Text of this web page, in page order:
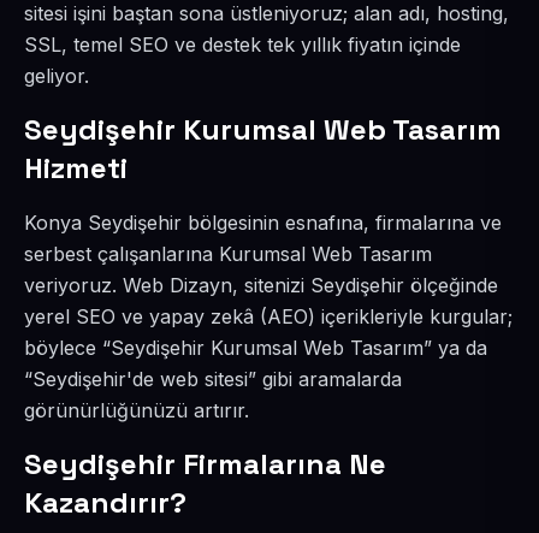
sitesi işini baştan sona üstleniyoruz; alan adı, hosting,
SSL, temel SEO ve destek tek yıllık fiyatın içinde
geliyor.
Seydişehir Kurumsal Web Tasarım
Hizmeti
Konya Seydişehir bölgesinin esnafına, firmalarına ve
serbest çalışanlarına Kurumsal Web Tasarım
veriyoruz. Web Dizayn, sitenizi Seydişehir ölçeğinde
yerel SEO ve yapay zekâ (AEO) içerikleriyle kurgular;
böylece “Seydişehir Kurumsal Web Tasarım” ya da
“Seydişehir'de web sitesi” gibi aramalarda
görünürlüğünüzü artırır.
Seydişehir Firmalarına Ne
Kazandırır?